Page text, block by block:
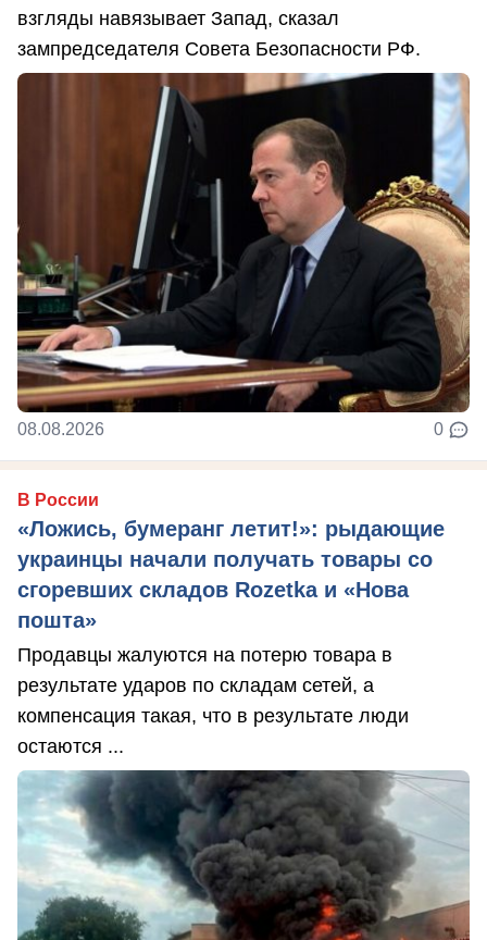
взгляды навязывает Запад, сказал
зампредседателя Совета Безопасности РФ.
08.08.2026 0
В России
«Ложись, бумеранг летит!»: рыдающие
украинцы начали получать товары со
сгоревших складов Rozetka и «Нова
пошта»
Продавцы жалуются на потерю товара в
результате ударов по складам сетей, а
компенсация такая, что в результате люди
остаются ...